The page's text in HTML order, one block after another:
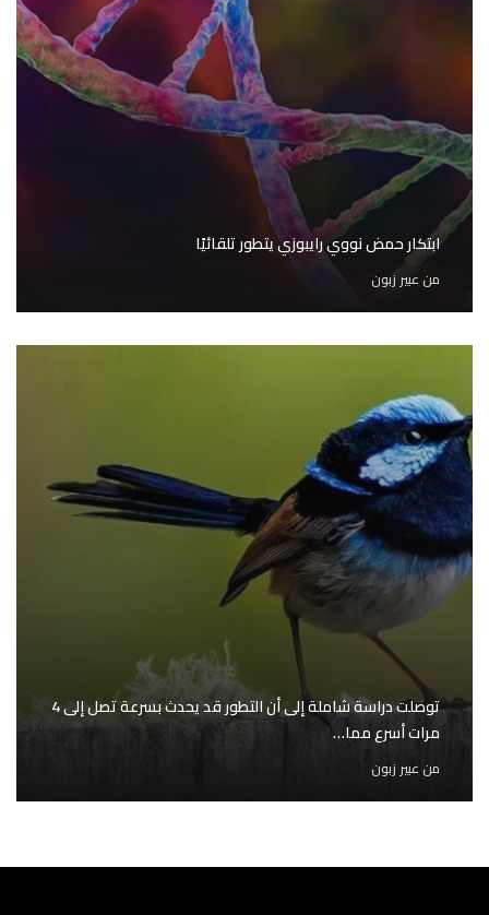
ابتكار حمض نووي رايبوزي يتطور تلقائيًا
من عبير زبون
توصلت دراسة شاملة إلى أن التطور قد يحدث بسرعة تصل إلى 4
مرات أسرع مما…
من عبير زبون